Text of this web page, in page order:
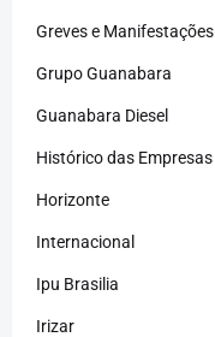
Greves e Manifestações
Grupo Guanabara
Guanabara Diesel
Histórico das Empresas
Horizonte
Internacional
Ipu Brasilia
Irizar